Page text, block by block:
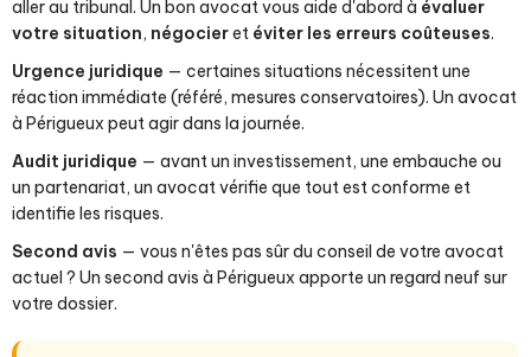
aller au tribunal. Un bon avocat vous aide d'abord à évaluer
votre situation, négocieret éviter les erreurs coûteuses.
Urgence juridique — certaines situations nécessitent une
réaction immédiate (référé, mesures conservatoires). Un avocat
à Périgueux peut agir dans la journée.
Audit juridique — avant un investissement, une embauche ou
un partenariat, un avocat vérifie que tout est conforme et
identifie les risques.
Second avis — vous n'êtes pas sûr du conseil de votre avocat
actuel ? Un second avis à Périgueux apporte un regard neuf sur
votre dossier.